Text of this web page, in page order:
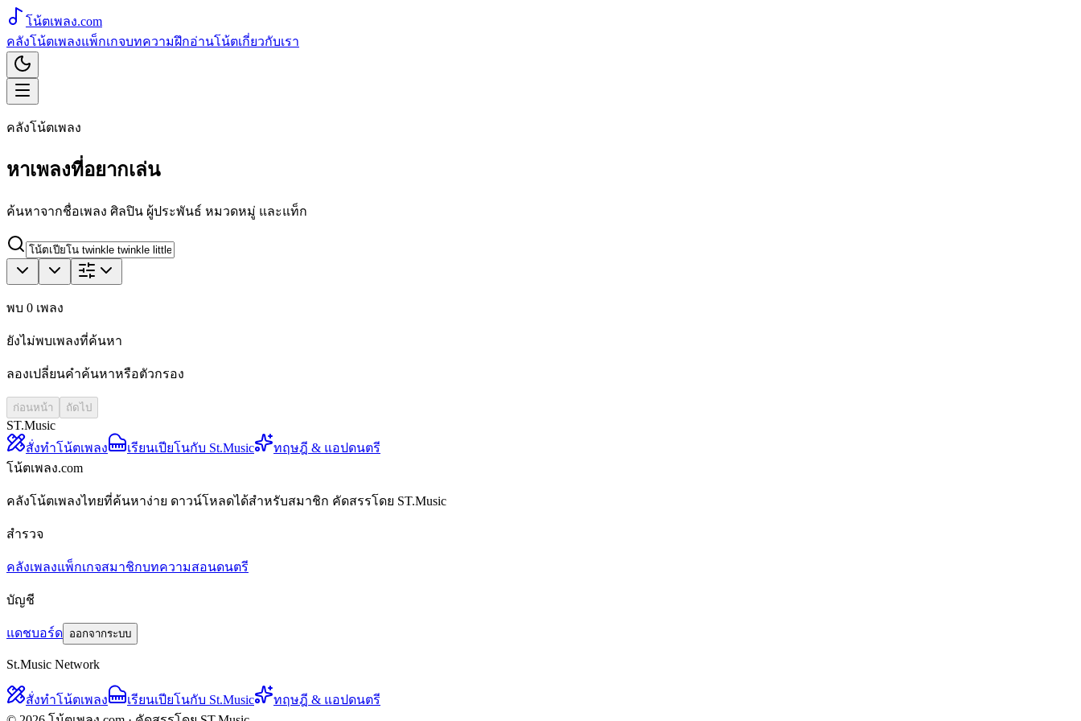
โน้ตเพลง.com
คลังโน้ตเพลงแพ็กเกจบทความฝึกอ่านโน้ตเกี่ยวกับเรา
คลังโน้ตเพลง
หาเพลงที่อยากเล่น
ค้นหาจากชื่อเพลง ศิลปิน ผู้ประพันธ์ หมวดหมู่ และแท็ก
พบ 0 เพลง
ยังไม่พบเพลงที่ค้นหา
ลองเปลี่ยนคำค้นหาหรือตัวกรอง
ก่อนหน้า ถัดไป
ST.Music
สั่งทำโน้ตเพลง
เรียนเปียโนกับ St.Music
ทฤษฎี & แอปดนตรี
โน้ตเพลง.com
คลังโน้ตเพลงไทยที่ค้นหาง่าย ดาวน์โหลดได้สำหรับสมาชิก คัดสรรโดย ST.Music
สำรวจ
คลังเพลงแพ็กเกจสมาชิกบทความสอนดนตรี
บัญชี
แดชบอร์ด ออกจากระบบ
St.Music Network
สั่งทำโน้ตเพลง เรียนเปียโนกับ St.Music
ทฤษฎี & แอปดนตรี